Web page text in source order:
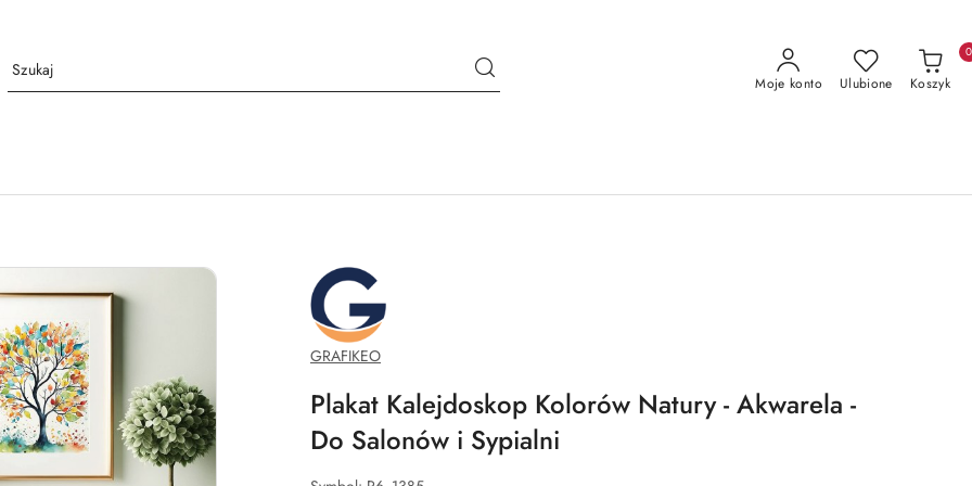
Moje konto Ulubione Koszyk
0
GRAFIKEO.PL
GRAFIKEO
Plakat Kalejdoskop Kolorów Natury - Akwarela -
Do Salonów i Sypialni